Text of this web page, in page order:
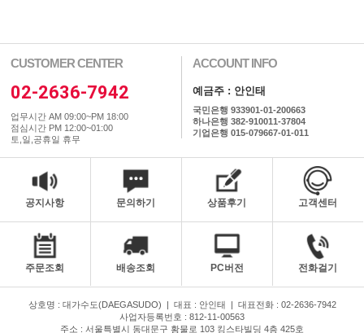
CUSTOMER CENTER
02-2636-7942
업무시간 AM 09:00~PM 18:00
점심시간 PM 12:00~01:00
토,일,공휴일 휴무
ACCOUNT INFO
예금주 : 안인태
국민은행 933901-01-200663
하나은행 382-910011-37804
기업은행 015-079667-01-011
공지사항 문의하기 상품후기 고객센터
주문조회 배송조회 PC버전 전화걸기
상호명 : 대가수도(DAEGASUDO) | 대표 : 안인태 | 대표전화 : 02-2636-7942
사업자등록번호 : 812-11-00563
주소 : 서울특별시 동대문구 황물로 103 킹스타빌딩 4층 425호